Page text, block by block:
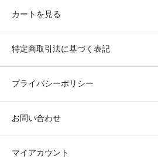
カートを見る
特定商取引法に基づく表記
プライバシーポリシー
お問い合わせ
マイアカウント